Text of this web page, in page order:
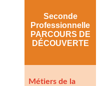
Seconde
Professionnelle
PARCOURS DE
DÉCOUVERTE
Métiers de la